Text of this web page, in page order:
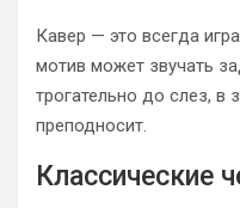
Кавер — это всегда
мотив может звучать
трогательно до слез, в
преподносит.
Классические